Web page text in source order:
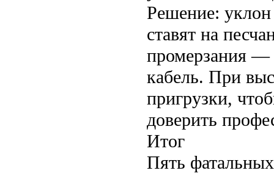
Решение:
ставят на
промерзания
кабель. При
пригрузки,
доверить
Итог
Пять